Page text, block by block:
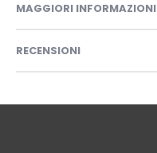
MAGGIORI INFORMAZIONI
RECENSIONI